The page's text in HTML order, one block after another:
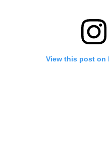
View this post on